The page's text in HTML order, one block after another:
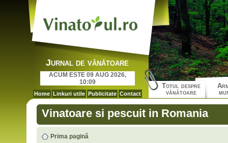
Jurnal de vânătoare
ACUM ESTE 09 AUG 2026,
10:09
Home Linkuri utile Publicitate Contact
Totul despre
vânătoare
Vinatoare si pescuit in Romania
Prima pagină